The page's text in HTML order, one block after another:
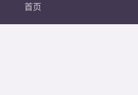
首页